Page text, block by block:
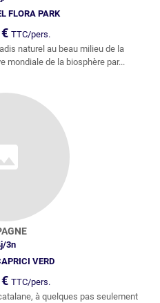
FLORA PARK
TTC/pers.
naturel au beau milieu de la
mondiale de la biosphère par...
j/3n
VERD
TTC/pers.
à quelques pas seulement